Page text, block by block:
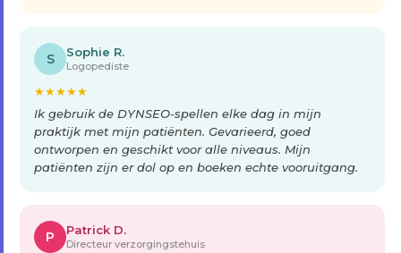
S Sophie R.
Logopediste
★★★★★
Ik gebruik de DYNSEO-spellen elke dag in mijn
praktijk met mijn patiënten. Gevarieerd, goed
ontworpen en geschikt voor alle niveaus. Mijn
patiënten zijn er dol op en boeken echte vooruitgang.
P Patrick D.
Directeur verzorgingstehuis